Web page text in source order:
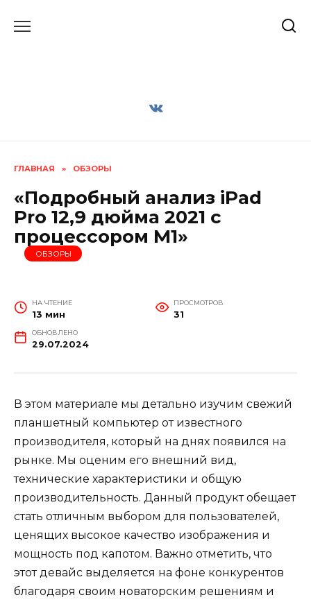
ГЛАВНАЯ » ОБЗОРЫ
«Подробный анализ iPad
Pro 12,9 дюйма 2021 с
процессором M1»
ОБЗОРЫ
НА ЧТЕНИЕ
13 мин
ПРОСМОТРОВ
31
ОБНОВЛЕНО
29.07.2024
В этом материале мы детально изучим свежий
планшетный компьютер от известного
производителя, который на днях появился на
рынке. Мы оценим его внешний вид,
технические характеристики и общую
производительность. Данный продукт обещает
стать отличным выбором для пользователей,
ценящих высокое качество изображения и
мощность под капотом. Важно отметить, что
этот девайс выделяется на фоне конкурентов
благодаря своим новаторским решениям и